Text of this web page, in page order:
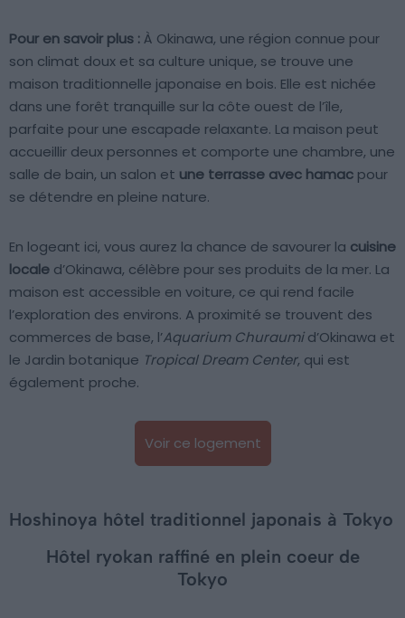
Pour en savoir plus :À Okinawa, une région connue pour
son climat doux et sa culture unique, se trouve une
maison traditionnelle japonaise en bois. Elle est nichée
dans une forêt tranquille sur la côte ouest de l’île,
parfaite pour une escapade relaxante. La maison peut
accueillir deux personnes et comporte une chambre, une
salle de bain, un salon et une terrasse avec hamac pour
se détendre en pleine nature.
En logeant ici, vous aurez la chance de savourer la cuisine
locale d’Okinawa, célèbre pour ses produits de la mer. La
maison est accessible en voiture, ce qui rend facile
l’exploration des environs. A proximité se trouvent des
commerces de base, l’Aquarium Churaumid’Okinawa et
le Jardin botanique Tropical Dream Center, qui est
également proche.
Voir ce logement
Hoshinoya hôtel traditionnel japonais à Tokyo
Hôtel ryokan raffiné en plein coeur de
Tokyo